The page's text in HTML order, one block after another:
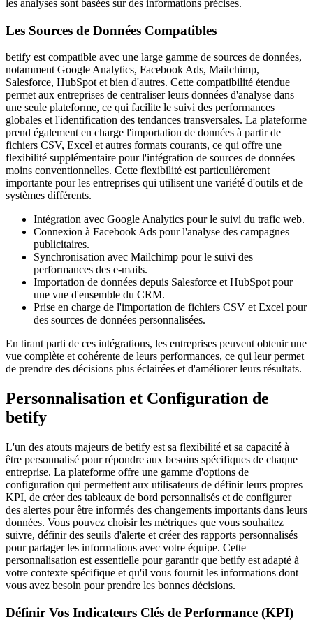
les analyses sont basées sur des informations précises.
Les Sources de Données Compatibles
betify est compatible avec une large gamme de sources de données,
notamment Google Analytics, Facebook Ads, Mailchimp,
Salesforce, HubSpot et bien d'autres. Cette compatibilité étendue
permet aux entreprises de centraliser leurs données d'analyse dans
une seule plateforme, ce qui facilite le suivi des performances
globales et l'identification des tendances transversales. La plateforme
prend également en charge l'importation de données à partir de
fichiers CSV, Excel et autres formats courants, ce qui offre une
flexibilité supplémentaire pour l'intégration de sources de données
moins conventionnelles. Cette flexibilité est particulièrement
importante pour les entreprises qui utilisent une variété d'outils et de
systèmes différents.
Intégration avec Google Analytics pour le suivi du trafic web.
Connexion à Facebook Ads pour l'analyse des campagnes
publicitaires.
Synchronisation avec Mailchimp pour le suivi des
performances des e-mails.
Importation de données depuis Salesforce et HubSpot pour
une vue d'ensemble du CRM.
Prise en charge de l'importation de fichiers CSV et Excel pour
des sources de données personnalisées.
En tirant parti de ces intégrations, les entreprises peuvent obtenir une
vue complète et cohérente de leurs performances, ce qui leur permet
de prendre des décisions plus éclairées et d'améliorer leurs résultats.
Personnalisation et Configuration de
betify
L'un des atouts majeurs de betify est sa flexibilité et sa capacité à
être personnalisé pour répondre aux besoins spécifiques de chaque
entreprise. La plateforme offre une gamme d'options de
configuration qui permettent aux utilisateurs de définir leurs propres
KPI, de créer des tableaux de bord personnalisés et de configurer
des alertes pour être informés des changements importants dans leurs
données. Vous pouvez choisir les métriques que vous souhaitez
suivre, définir des seuils d'alerte et créer des rapports personnalisés
pour partager les informations avec votre équipe. Cette
personnalisation est essentielle pour garantir que betify est adapté à
votre contexte spécifique et qu'il vous fournit les informations dont
vous avez besoin pour prendre les bonnes décisions.
Définir Vos Indicateurs Clés de Performance (KPI)